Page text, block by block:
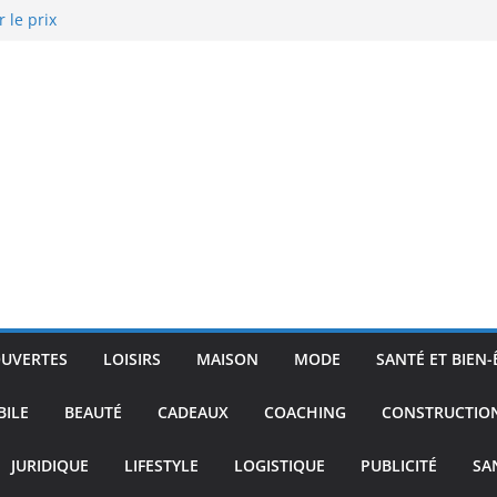
le prix
pratique
LOISIRS MAISON MODE SANTÉ ET BIEN-
BEAUTÉ CADEAUX COACHING
JURIDIQUE LIFESTYLE LOGISTIQUE PUBLICITÉ